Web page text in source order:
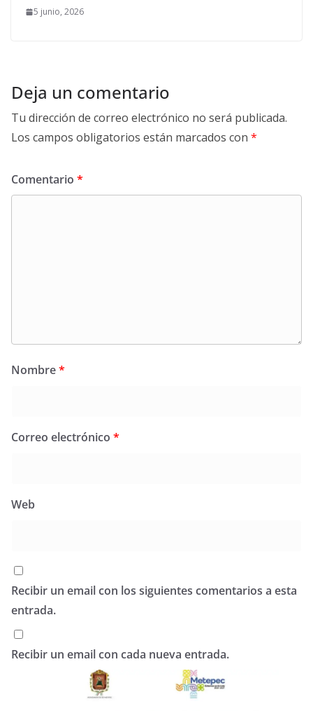
5 junio, 2026
Deja un comentario
Tu dirección de correo electrónico no será publicada.
Los campos obligatorios están marcados con *
Comentario *
Nombre*
Correo electrónico *
Web
Recibir un email con los siguientes comentarios a esta
entrada.
Recibir un email con cada nueva entrada.